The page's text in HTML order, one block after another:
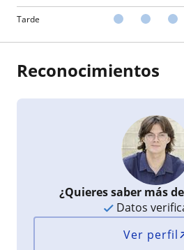
Tarde
Reconocimientos
¿Quieres saber más
Datos
Ver perfil